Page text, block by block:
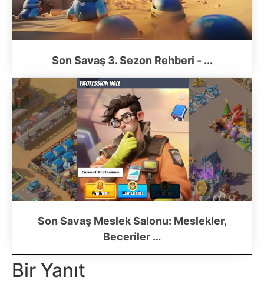
Son Savaş 3. Sezon Rehberi - ...
Son Savaş Meslek Salonu: Meslekler,
Beceriler …
Bir Yanıt